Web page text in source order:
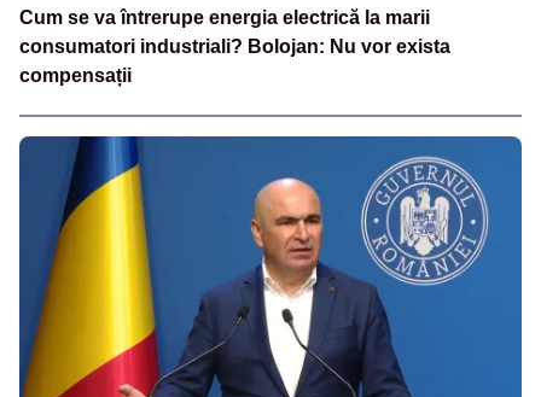
Cum se va întrerupe energia electrică la marii
consumatori industriali? Bolojan: Nu vor exista
compensații